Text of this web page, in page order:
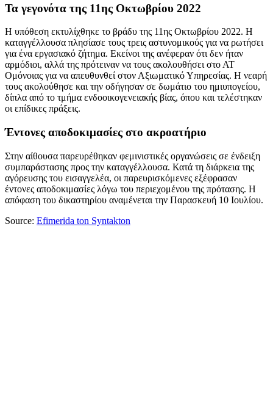
Τα γεγονότα της 11ης Οκτωβρίου 2022
Η υπόθεση εκτυλίχθηκε το βράδυ της 11ης Οκτωβρίου 2022. Η
καταγγέλλουσα πλησίασε τους τρεις αστυνομικούς για να ρωτήσει
για ένα εργασιακό ζήτημα. Εκείνοι της ανέφεραν ότι δεν ήταν
αρμόδιοι, αλλά της πρότειναν να τους ακολουθήσει στο ΑΤ
Ομόνοιας για να απευθυνθεί στον Αξιωματικό Υπηρεσίας. Η νεαρή
τους ακολούθησε και την οδήγησαν σε δωμάτιο του ημιυπογείου,
δίπλα από το τμήμα ενδοοικογενειακής βίας, όπου και τελέστηκαν
οι επίδικες πράξεις.
Έντονες αποδοκιμασίες στο ακροατήριο
Στην αίθουσα παρευρέθηκαν φεμινιστικές οργανώσεις σε ένδειξη
συμπαράστασης προς την καταγγέλλουσα. Κατά τη διάρκεια της
αγόρευσης του εισαγγελέα, οι παρευρισκόμενες εξέφρασαν
έντονες αποδοκιμασίες λόγω του περιεχομένου της πρότασης. Η
απόφαση του δικαστηρίου αναμένεται την Παρασκευή 10 Ιουλίου.
Source: Efimerida ton Syntakton